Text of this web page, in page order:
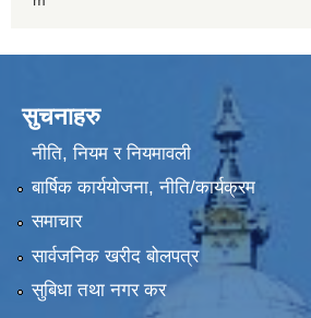
सुचनाहरु
नीति, नियम र नियमावली
बार्षिक कार्ययोजना, नीति/कार्यक्रम
समाचार
सार्वजनिक खरीद बोलपत्र
सुबिधा तथा नगर कर